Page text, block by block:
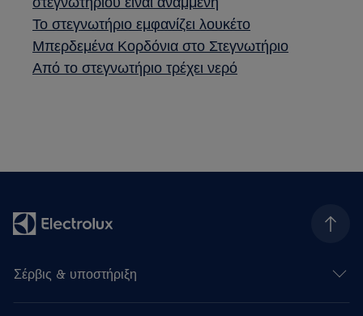
Το στεγνωτήριο εμφανίζει λουκέτο
Μπερδεμένα Κορδόνια στο Στεγνωτήριο
Από το στεγνωτήριο τρέχει νερό
Σέρβις & υποστήριξη